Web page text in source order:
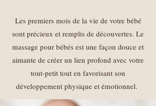
Les premiers mois de la vie de votre bébé
sont précieux et remplis de découvertes. Le
massage pour bébés est une façon douce et
aimante de créer un lien profond avec votre
tout-petit tout en favorisant son
développement physique et émotionnel.